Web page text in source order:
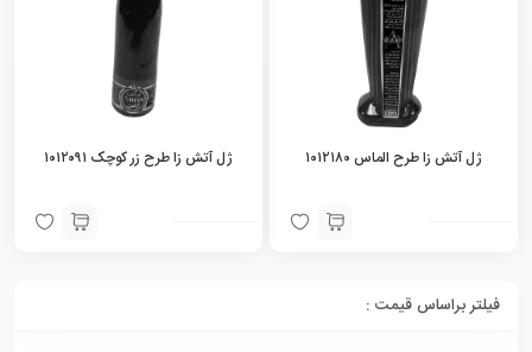
ژل آتش زا طرح الماس ۱۰۱۲۱۸۰ ژل آتش زا طرح زر کوچک ۱۰۱۲۰۹۱
فیلتر براساس قیمت :